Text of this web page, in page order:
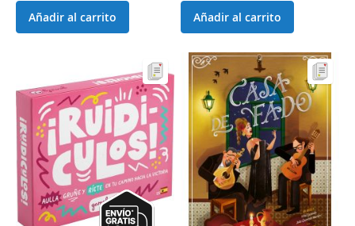
Añadir al carrito Añadir al carrito